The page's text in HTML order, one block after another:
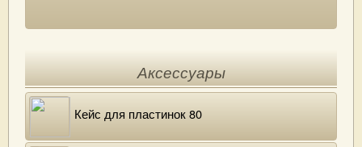
Аксессуары
Кейс для пластинок 80